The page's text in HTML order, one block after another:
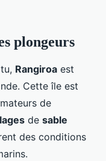
plongeurs
Rangiroa est
Cette île est
de
de sable
des conditions